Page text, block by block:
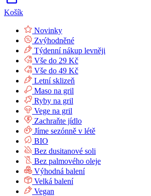
Košík
Novinky
Zvýhodněné
Týdenní nákup levněji
Vše do 29 Kč
Vše do 49 Kč
Letní sklizeň
Maso na gril
Ryby na gril
Vege na gril
Zachraňte jídlo
Jíme sezónně v létě
BIO
Bez dusitanové soli
Bez palmového oleje
Výhodná balení
Velká balení
Vegan